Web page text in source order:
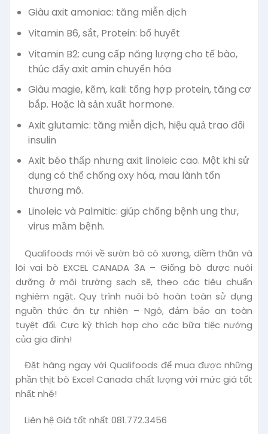
Giàu axit amoniac: tăng miễn dịch
Vitamin B6, sắt, Protein: bổ huyết
Vitamin B2: cung cấp năng lượng cho tế bào,
thúc đẩy axit amin chuyển hóa
Giàu magie, kẽm, kali: tổng hợp protein, tăng cơ
bắp. Hoặc là sản xuất hormone.
Axit glutamic: tăng miễn dịch, hiệu quả trao đổi
insulin
Axit béo thấp nhưng axit linoleic cao. Một khi sử
dụng có thể chống oxy hóa, mau lành tổn
thương mô.
Linoleic và Palmitic: giúp chống bệnh ung thư,
virus mầm bệnh.
Qualifoods mới về sườn bò có xương, diềm thăn và
lõi vai bò EXCEL CANADA 3A – Giống bò được nuôi
dưỡng ở môi trường sạch sẽ, theo các tiêu chuẩn
nghiêm ngặt. Quy trình nuôi bò hoàn toàn sử dụng
nguồn thức ăn tự nhiên – Ngô, đảm bảo an toàn
tuyệt đối. Cực kỳ thích hợp cho các bữa tiệc nướng
của gia đình!
Đặt hàng ngay với Qualifoods để mua được những
phần thịt bò Excel Canada chất lượng với mức giá tốt
nhất nhé!
Liên hệ Giá tốt nhất 081.772.3456